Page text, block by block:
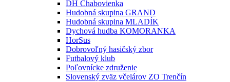
DH Chabovienka
Hudobná skupina GRAND
Hudobná skupina MLADÍK
Dychová hudba KOMORANKA
HorSus
Dobrovoľný hasičský zbor
Futbalový klub
Poľovnícke združenie
Slovenský zväz včelárov ZO Trenčín